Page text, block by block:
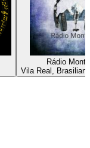
Rádio
Vila Real,